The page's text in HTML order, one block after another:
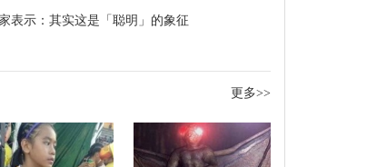
表示：其实这是「聪明」的象征
更多>>